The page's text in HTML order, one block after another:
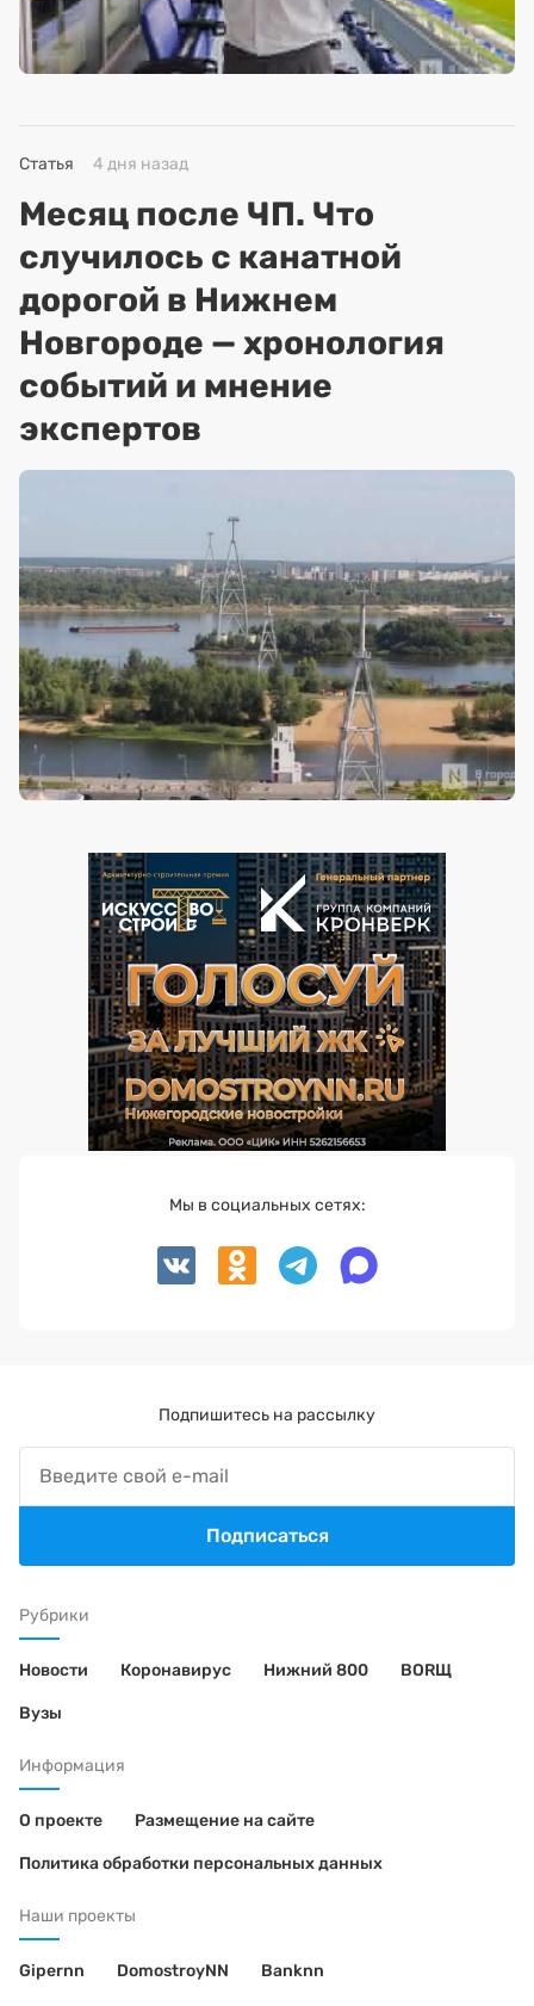
Статья 4 дня назад
Месяц после ЧП. Что
случилось с канатной
дорогой в Нижнем
Новгороде — хронология
событий и мнение
экспертов
Рубрики
Новости Коронавирус Нижний 800 BORЩ
Вузы
Информация
О проекте Размещение на сайте
Политика обработки персональных данных
Наши проекты
Gipernn DomostroyNN Banknn
Мы в социальных сетях:
Подпишитесь на рассылку
Подписаться